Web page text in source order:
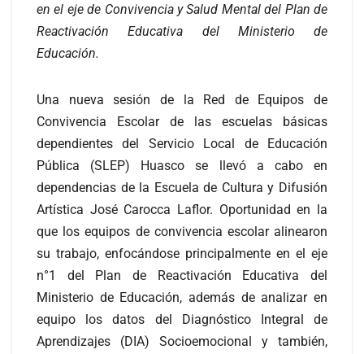
en el eje de Convivencia y Salud Mental del Plan de
Reactivación Educativa del Ministerio de
Educación.
Una nueva sesión de la Red de Equipos de
Convivencia Escolar de las escuelas básicas
dependientes del Servicio Local de Educación
Pública (SLEP) Huasco se llevó a cabo en
dependencias de la Escuela de Cultura y Difusión
Artística José Carocca Laflor. Oportunidad en la
que los equipos de convivencia escolar alinearon
su trabajo, enfocándose principalmente en el eje
n°1 del Plan de Reactivación Educativa del
Ministerio de Educación, además de analizar en
equipo los datos del Diagnóstico Integral de
Aprendizajes (DIA) Socioemocional y también,